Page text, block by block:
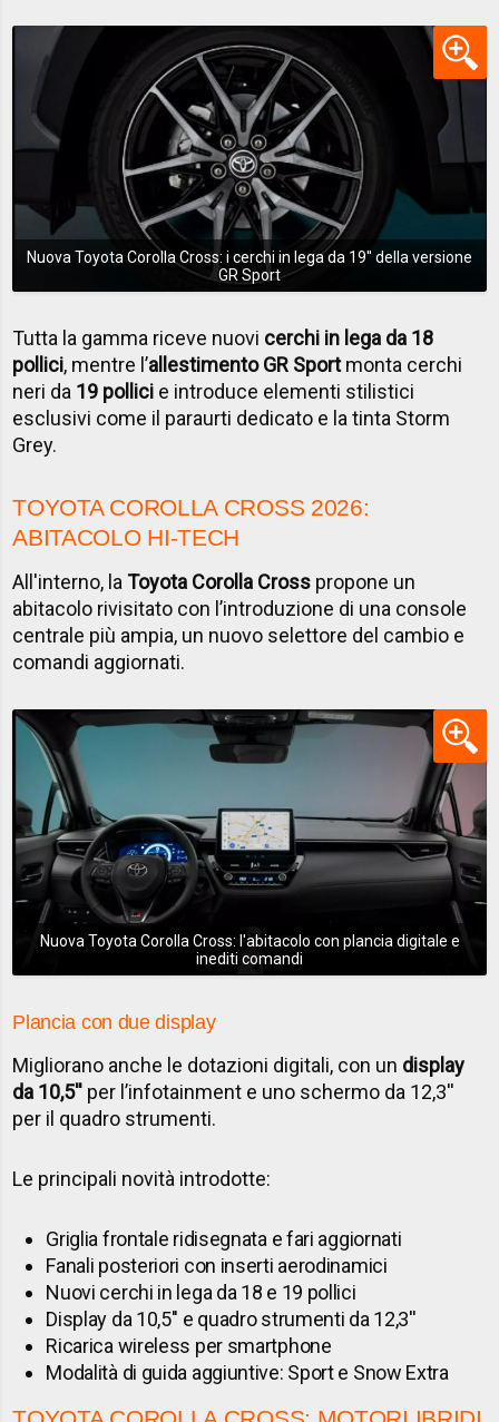
Nuova Toyota Corolla Cross: i cerchi in lega da 19'' della versione
GR Sport
Tutta la gamma riceve nuovi cerchi in lega da 18
pollici, mentre l’allestimento GR Sportmonta cerchi
neri da 19 pollici e introduce elementi stilistici
esclusivi come il paraurti dedicato e la tinta Storm
Grey.
TOYOTA COROLLA CROSS 2026:
ABITACOLO HI-TECH
All'interno, laToyota Corolla Cross propone un
abitacolo rivisitato con l’introduzione di una console
centrale più ampia, un nuovo selettore del cambio e
comandi aggiornati.
Nuova Toyota Corolla Cross: l'abitacolo con plancia digitale e
inediti comandi
Plancia con due display
Migliorano anche le dotazioni digitali, con un display
da 10,5'' per l’infotainment e uno schermo da 12,3''
per il quadro strumenti.
Le principali novità introdotte:
Griglia frontale ridisegnata e fari aggiornati
Fanali posteriori con inserti aerodinamici
Nuovi cerchi in lega da 18 e 19 pollici
Display da 10,5'' e quadro strumenti da 12,3''
Ricarica wireless per smartphone
Modalità di guida aggiuntive: Sport e Snow Extra